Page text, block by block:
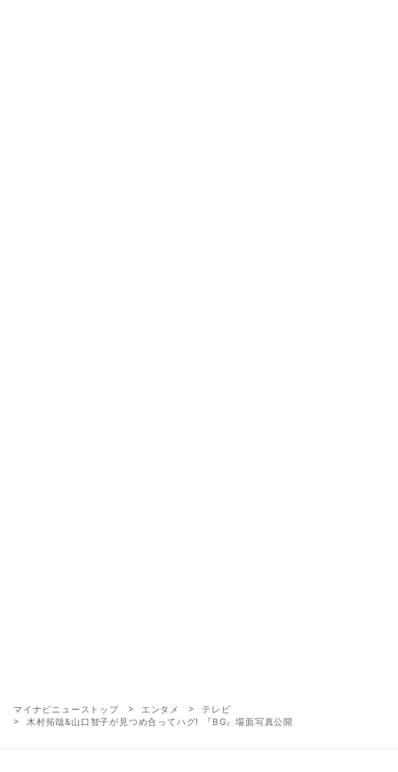
マイナビニューストップ エンタメ
テレビ
木村拓哉&山口智子が見つめ合ってハグ! 『BG』場面写真公開